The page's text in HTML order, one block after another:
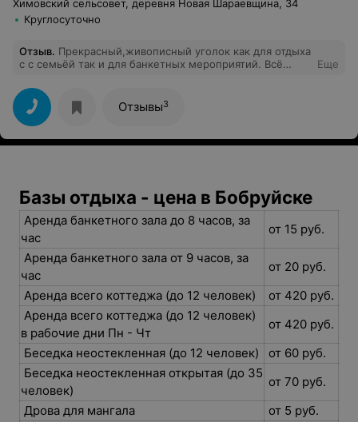
Химовский сельсовет, деревня Новая Шараевщина, 34
Круглосуточно
Отзыв. Прекрасный,живописный уголок как для отдыха
с с семьёй так и для банкетных мероприятий. Всё
времяпрепровождения. А баня - просто супер! Также
были приятно удивлены ценами. Спасибо большое за
доставленные удовольствия.
Еще
Отзывы3
Базы отдыха - цена в Бобруйске
Аренда банкетного зала до 8 часов, за
час
от 15 руб.
Аренда банкетного зала от 9 часов, за
час
от 20 руб.
Аренда всего коттеджа (до 12 человек)
от 420 руб.
Аренда всего коттеджа (до 12 человек)
в рабочие дни Пн - Чт
от 420 руб.
Беседка неостекленная (до 12 человек)
от 60 руб.
Беседка неостекленная открытая (до 35
человек)
от 70 руб.
Дрова для мангала
от 5 руб.